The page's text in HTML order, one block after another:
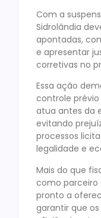
Com a
Sidrolândia
apontadas,
e apresentar
corretivas no
Essa ação
controle prévio
atua antes da
evitando
processos
legalidade e
Mais do que
como parceiro
pronto a
garantir que